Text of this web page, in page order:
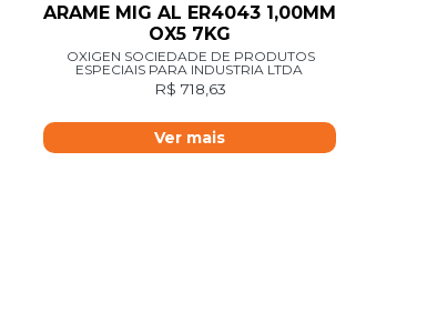
ARAME MIG AL ER4043 1,00MM
OX5 7KG
OXIGEN SOCIEDADE DE PRODUTOS
ESPECIAIS PARA INDUSTRIA LTDA
R$ 718,63
Ver mais